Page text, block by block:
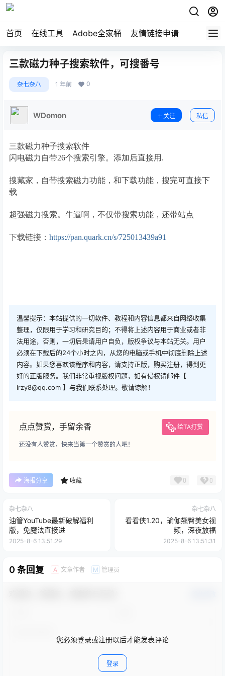
首页 在线工具 Adobe全家桶 友情链接申请
三款磁力种子搜索软件，可搜番号
杂七杂八 1 年前 0
WDomon 关注 私信
三款磁力种子搜索软件
闪电磁力自带26个搜索引擎。添加后直接用.
搜藏家，自带搜索磁力功能，和下载功能，搜完可直接下
载
超强磁力搜索。牛逼啊，不仅带搜索功能，还带站点
下载链接： https://pan.quark.cn/s/725013439a91
温馨提示：本站提供的一切软件、教程和内容信息都来自网络收集
整理，仅限用于学习和研究目的；不得将上述内容用于商业或者非
法用途，否则，一切后果请用户自负，版权争议与本站无关。用户
必须在下载后的24个小时之内，从您的电脑或手机中彻底删除上述
内容。如果您喜欢该程序和内容，请支持正版，购买注册，得到更
好的正版服务。我们非常重视版权问题，如有侵权请邮件【
lrzy8@qq.com 】与我们联系处理。敬请谅解！
点点赞赏，手留余香 给TA打赏
还没有人赞赏，快来当第一个赞赏的人吧！
海报分享 收藏 0 0
杂七杂八
油管YouTube最新破解福利
版，免魔法直接进
2025-8-6 13:51:29
杂七杂八
看看侠1.20，瑜伽翘臀美女视
频，深夜放福
2025-8-6 13:51:31
0 条回复 A 文章作者 M 管理员
您必须登录或注册以后才能发表评论
登录